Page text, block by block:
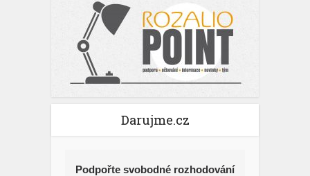
Darujme.cz